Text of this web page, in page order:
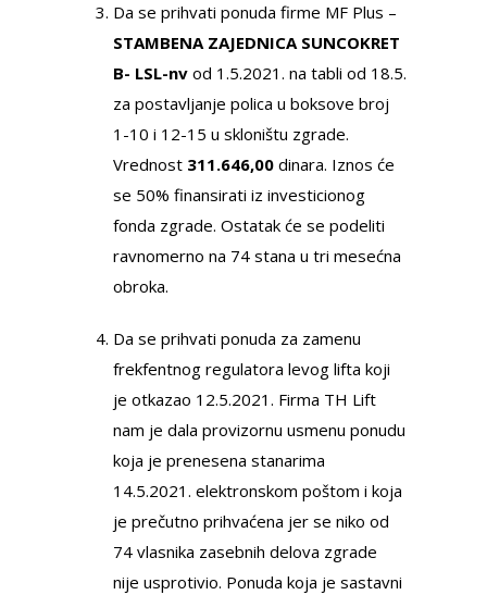
Da se prihvati ponuda firme MF Plus –
STAMBENA ZAJEDNICA SUNCOKRET
B- LSL-nv od 1.5.2021. na tabli od 18.5.
za postavljanje polica u boksove broj
1-10 i 12-15 u skloništu zgrade.
Vrednost 311.646,00 dinara. Iznos će
se 50% finansirati iz investicionog
fonda zgrade. Ostatak će se podeliti
ravnomerno na 74 stana u tri mesećna
obroka.
Da se prihvati ponuda za zamenu
frekfentnog regulatora levog lifta koji
je otkazao 12.5.2021. Firma TH Lift
nam je dala provizornu usmenu ponudu
koja je prenesena stanarima
14.5.2021. elektronskom poštom i koja
je prečutno prihvaćena jer se niko od
74 vlasnika zasebnih delova zgrade
nije usprotivio. Ponuda koja je sastavni